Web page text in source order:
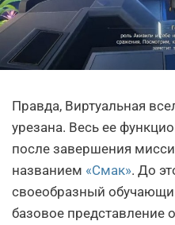
Правда, Виртуальная
урезана. Весь ее
после завершения
названием «Смак». До
своеобразный
базовое представление